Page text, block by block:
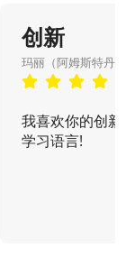
创新
玛丽（阿姆斯特丹
我喜欢你的创
学习语言!